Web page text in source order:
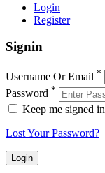
Login
Register
Signin
Username Or Email *
Password *
Keep me signed in
Lost Your Password?